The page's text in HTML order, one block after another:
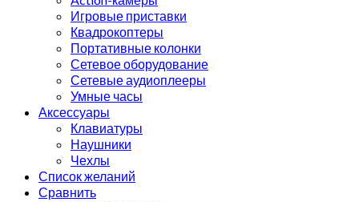
Игровые приставки
Квадрокоптеры
Портативные колонки
Сетевое оборудование
Сетевые аудиоплееры
Умные часы
Аксессуары
Клавиатуры
Наушники
Чехлы
Список желаний
Сравнить